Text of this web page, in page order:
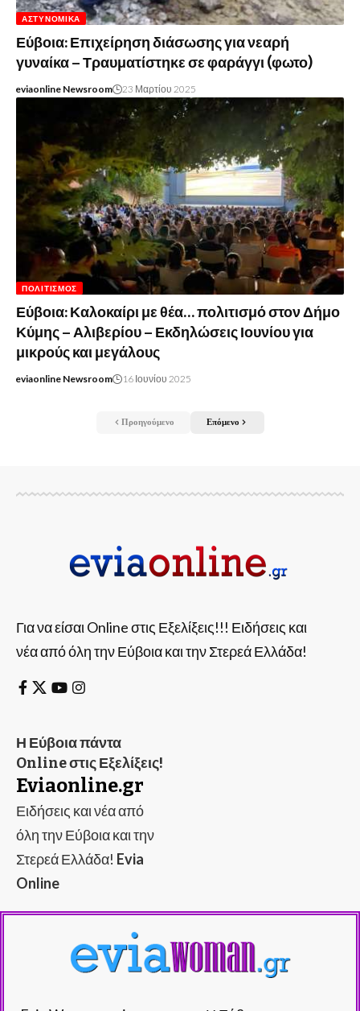
ΑΣΤΥΝΟΜΙΚΆ
Εύβοια: Επιχείρηση διάσωσης για νεαρή
γυναίκα – Τραυματίστηκε σε φαράγγι (φωτο)
eviaonline Newsroom 23 Μαρτίου 2025
ΠΟΛΙΤΙΣΜΌΣ
Εύβοια: Καλοκαίρι με θέα… πολιτισμό στον Δήμο
Κύμης – Αλιβερίου – Εκδηλώσεις Ιουνίου για
μικρούς και μεγάλους
eviaonline Newsroom 16 Ιουνίου 2025
Προηγούμενο Επόμενο
Για να είσαι Online στις Εξελίξεις!!! Ειδήσεις και
νέα από όλη την Εύβοια και την Στερεά Ελλάδα!
Η Εύβοια πάντα
Online στις Εξελίξεις!
Eviaonline.gr
Ειδήσεις και νέα από
όλη την Εύβοια και την
Στερεά Ελλάδα! Evia
Online